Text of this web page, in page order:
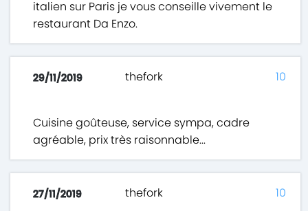
italien sur Paris je vous conseille vivement le
restaurant Da Enzo.
29/11/2019 thefork
Cuisine goûteuse, service sympa, cadre
agréable, prix très raisonnable...
10
27/11/2019 thefork 10